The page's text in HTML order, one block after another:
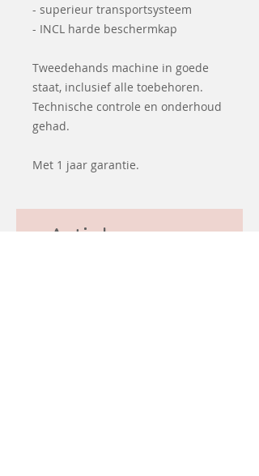
- superieur transportsysteem
- INCL harde beschermkap
Tweedehands machine in goede
staat, inclusief alle toebehoren.
Technische controle en onderhoud
gehad.
Met 1 jaar garantie.
Articles